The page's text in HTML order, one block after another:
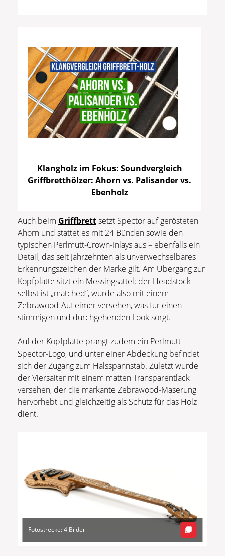
Klangholz im Fokus: Soundvergleich
Griffbretthölzer: Ahorn vs. Palisander vs.
Ebenholz
Auch beim Griffbrettsetzt Spector auf gerösteten
Ahorn und stattet es mit 24 Bünden sowie den
typischen Perlmutt-Crown-Inlays aus – ebenfalls ein
Detail, das seit Jahrzehnten als unverwechselbares
Erkennungszeichen der Marke gilt. Am Übergang zur
Kopfplatte sitzt ein Messingsattel; der Headstock
selbst ist „matched“, wurde also mit einem
Zebrawood-Aufleimer versehen, was für einen
stimmigen und durchgehenden Look sorgt.
Auf der Kopfplatte prangt zudem ein Perlmutt-
Spector-Logo, und unter einer Abdeckung befindet
sich der Zugang zum Halsspannstab. Zuletzt wurde
der Viersaiter mit einem matten Transparentlack
versehen, der die markante Zebrawood-Maserung
hervorhebt und gleichzeitig als Schutz für das Holz
dient.
Fotostrecke: 4 Bilder